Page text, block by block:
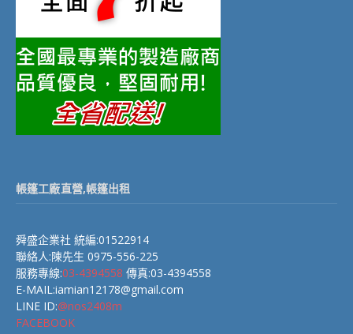
帳篷工廠直營,帳篷出租
舜盛企業社 統編:01522914
聯絡人:陳先生 0975-556-225
服務專線:03-4394558 傳真:03-4394558
E-MAIL:iamian12178@gmail.com
LINE ID:@nos2408m
FACEBOOK